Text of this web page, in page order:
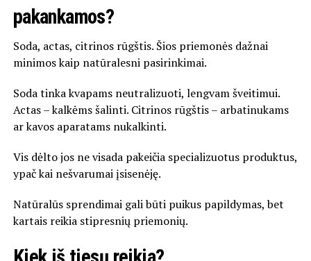
pakankamos?
Soda, actas, citrinos rūgštis. Šios priemonės dažnai
minimos kaip natūralesni pasirinkimai.
Soda tinka kvapams neutralizuoti, lengvam šveitimui.
Actas – kalkėms šalinti. Citrinos rūgštis – arbatinukams
ar kavos aparatams nukalkinti.
Vis dėlto jos ne visada pakeičia specializuotus produktus,
ypač kai nešvarumai įsisenėję.
Natūralūs sprendimai gali būti puikus papildymas, bet
kartais reikia stipresnių priemonių.